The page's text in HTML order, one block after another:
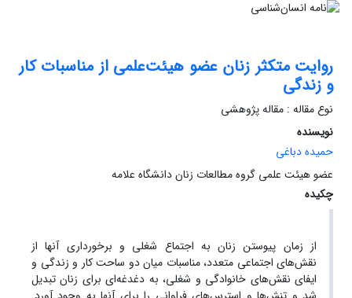
روایت متکثر زنان عضو هیئت‌علمی از مناسبات کار
و زندگی
نوع مقاله : مقاله پژوهشی
نویسنده
حمیده دباغی
عضو هیئت علمی گروه مطالعات زنان دانشگاه علامه
چکیده
از زمان پیوستن زنان به اجتماع شغلی و برخورداری آنها از
نقش‌های اجتماعی متعدد، مناسبات میان دو ساحت کار و زندگی و
ایفای نقش‌های خانوادگی و شغلی، به دغدغه‌ای برای زنان تبدیل